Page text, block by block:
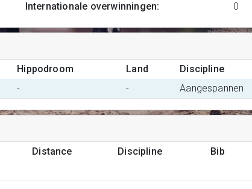
Internationale overwinningen: 0
Hippodroom Land Discipline
- - Aangespannen
Distance Discipline Bib